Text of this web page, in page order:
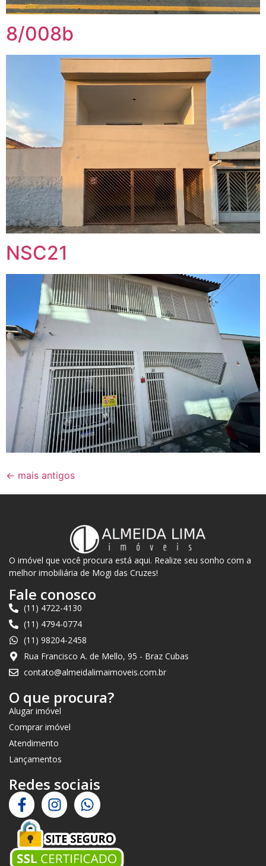
8/008b
NSC21
← mais antigos
O imóvel que você procura está aqui. Realize seu sonho com a
melhor imobiliária de Mogi das Cruzes!
Fale conosco
(11) 4722-4130
(11) 4794-0774
(11) 98204-2458
Rua Francisco A. de Mello, 95 - Braz Cubas
contato@almeidalimaimoveis.com.br
O que procura?
Alugar imóvel
Comprar imóvel
Atendimento
Lançamentos
Redes sociais